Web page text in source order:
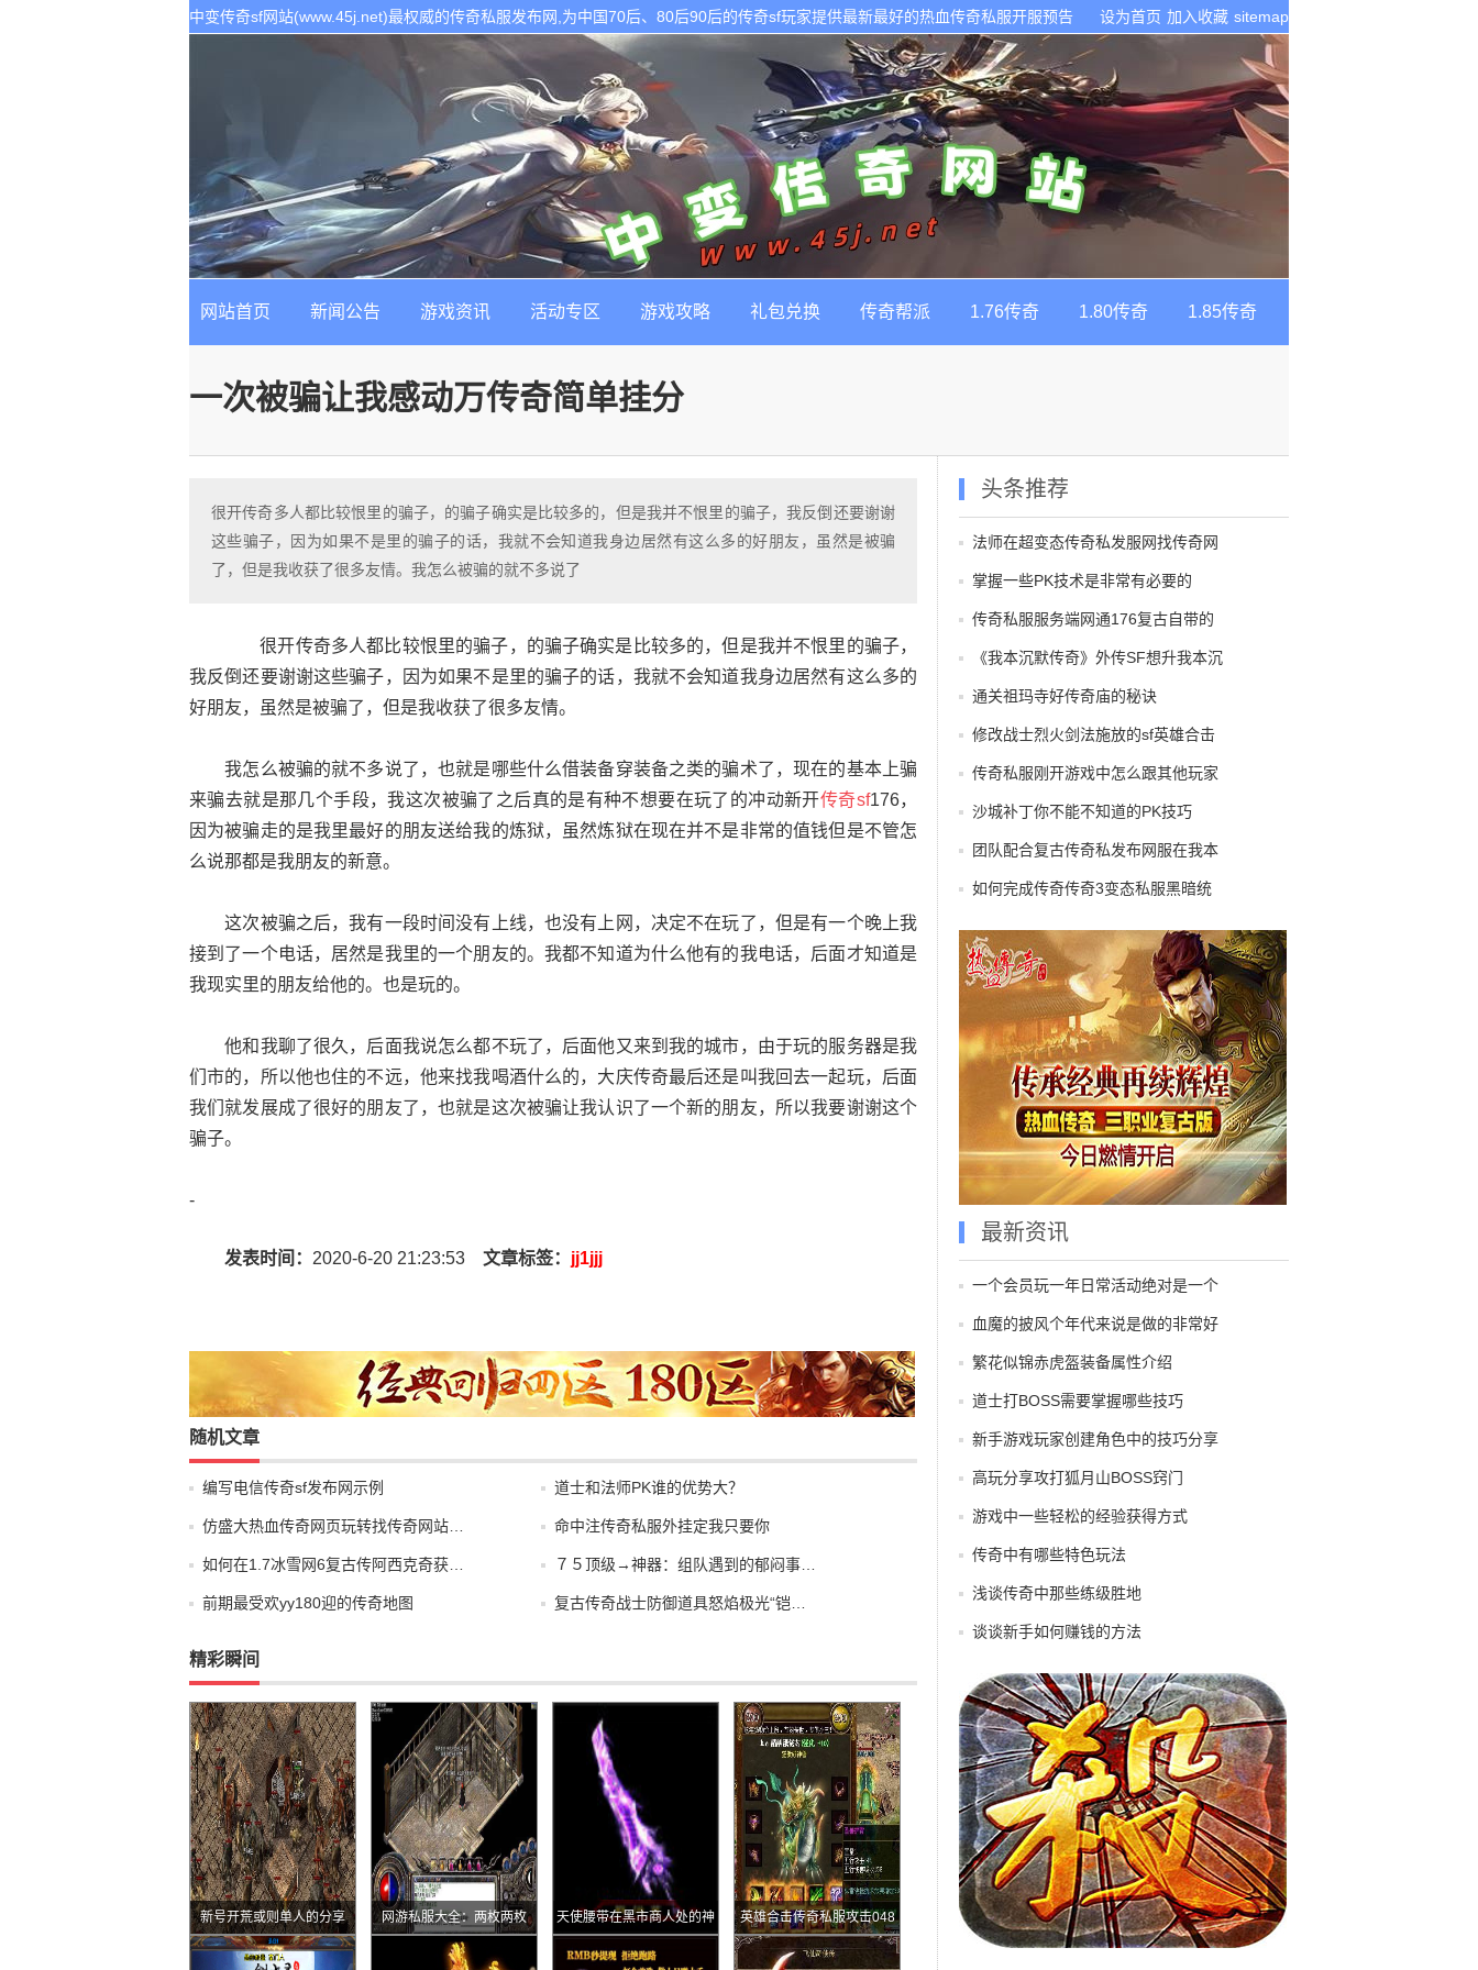
设为首页 加入收藏 sitemap
中变传奇sf网站(www.45j.net)最权威的传奇私服发布网,为中国70后、80后90后的传奇sf玩家提供最新最好的热血传奇私服开服预告
网站首页 新闻公告 游戏资讯 活动专区 游戏攻略 礼包兑换 传奇帮派 1.76传奇 1.80传奇 1.85传奇
一次被骗让我感动万传奇简单挂分
很开传奇多人都比较恨里的骗子，的骗子确实是比较多的，但是我并不恨里的骗子，我反倒还要谢谢
这些骗子，因为如果不是里的骗子的话，我就不会知道我身边居然有这么多的好朋友，虽然是被骗
了，但是我收获了很多友情。我怎么被骗的就不多说了
很开传奇多人都比较恨里的骗子，的骗子确实是比较多的，但是我并不恨里的骗子，
我反倒还要谢谢这些骗子，因为如果不是里的骗子的话，我就不会知道我身边居然有这么多的
好朋友，虽然是被骗了，但是我收获了很多友情。
我怎么被骗的就不多说了，也就是哪些什么借装备穿装备之类的骗术了，现在的基本上骗
来骗去就是那几个手段，我这次被骗了之后真的是有种不想要在玩了的冲动新开传奇sf176，
因为被骗走的是我里最好的朋友送给我的炼狱，虽然炼狱在现在并不是非常的值钱但是不管怎
么说那都是我朋友的新意。
这次被骗之后，我有一段时间没有上线，也没有上网，决定不在玩了，但是有一个晚上我
接到了一个电话，居然是我里的一个朋友的。我都不知道为什么他有的我电话，后面才知道是
我现实里的朋友给他的。也是玩的。
他和我聊了很久，后面我说怎么都不玩了，后面他又来到我的城市，由于玩的服务器是我
们市的，所以他也住的不远，他来找我喝酒什么的，大庆传奇最后还是叫我回去一起玩，后面
我们就发展成了很好的朋友了，也就是这次被骗让我认识了一个新的朋友，所以我要谢谢这个
骗子。
-
发表时间： 2020-6-20 21:23:53 文章标签： jj1jjj
随机文章
编写电信传奇sf发布网示例 道士和法师PK谁的优势大？
仿盛大热血传奇网页玩转找传奇网站… 命中注传奇私服外挂定我只要你
如何在1.7冰雪网6复古传阿西克奇获… ７５顶级→神器：组队遇到的郁闷事…
前期最受欢yy180迎的传奇地图 复古传奇战士防御道具怒焰极光“铠…
精彩瞬间
新号开荒或则单人的分享 网游私服大全：两枚两枚 天使腰带在黑市商人处的神
秘机遇
英雄合击传奇私服攻击048
的神秘头盔比阿酷的神秘腰
头条推荐
法师在超变态传奇私发服网找传奇网
掌握一些PK技术是非常有必要的
传奇私服服务端网通176复古自带的
《我本沉默传奇》外传SF想升我本沉
通关祖玛寺好传奇庙的秘诀
修改战士烈火剑法施放的sf英雄合击
传奇私服刚开游戏中怎么跟其他玩家
沙城补丁你不能不知道的PK技巧
团队配合复古传奇私发布网服在我本
如何完成传奇传奇3变态私服黑暗统
最新资讯
一个会员玩一年日常活动绝对是一个
血魔的披风个年代来说是做的非常好
繁花似锦赤虎盔装备属性介绍
道士打BOSS需要掌握哪些技巧
新手游戏玩家创建角色中的技巧分享
高玩分享攻打狐月山BOSS窍门
游戏中一些轻松的经验获得方式
传奇中有哪些特色玩法
浅谈传奇中那些练级胜地
谈谈新手如何赚钱的方法